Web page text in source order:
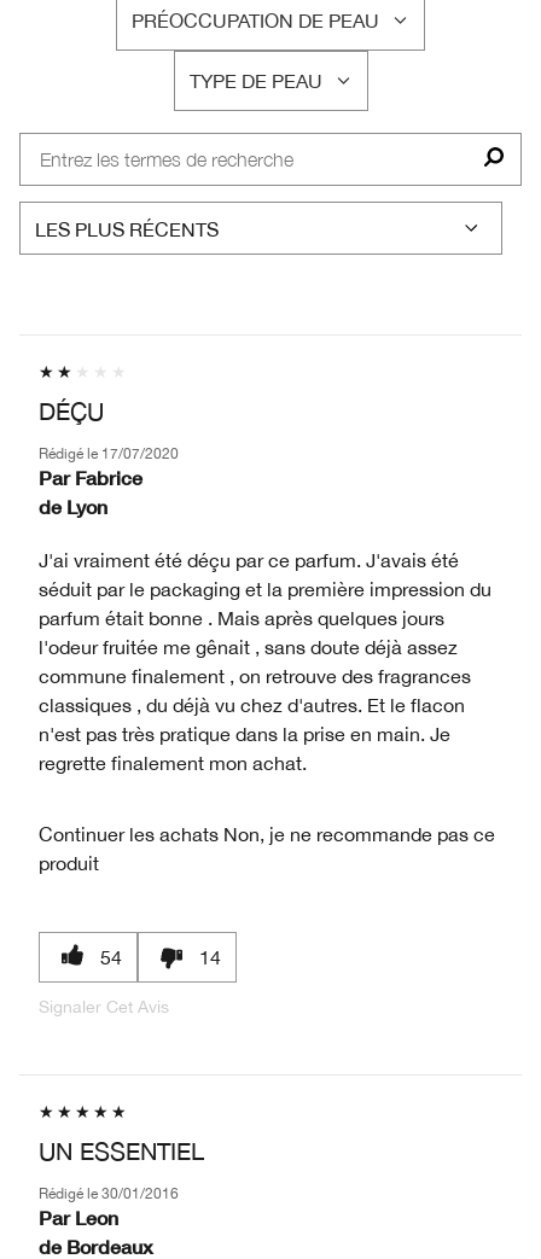
PRÉOCCUPATION DE PEAU
FRANÇAIS
TYPE DE PEAU
FRANÇAIS
DÉÇU
Rédigé le 17/07/2020
Par Fabrice
de Lyon
J'ai vraiment été déçu par ce parfum. J'avais été
séduit par le packaging et la première impression du
parfum était bonne . Mais après quelques jours
l'odeur fruitée me gênait , sans doute déjà assez
commune finalement , on retrouve des fragrances
classiques , du déjà vu chez d'autres. Et le flacon
n'est pas très pratique dans la prise en main. Je
regrette finalement mon achat.
Continuer les achats Non, je ne recommande pas ce
produit
54 14
Signaler Cet Avis
UN ESSENTIEL
Rédigé le 30/01/2016
Par Leon
de Bordeaux